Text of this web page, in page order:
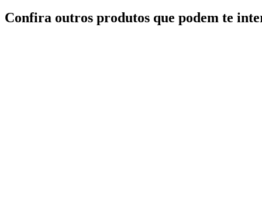
Confira outros produtos que podem te